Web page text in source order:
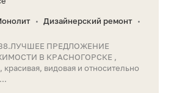
• Дизайнерский ремонт •
ПРЕДЛОЖЕНИЕ
В КРАСНОГОРСКЕ ,
видовая и относительно